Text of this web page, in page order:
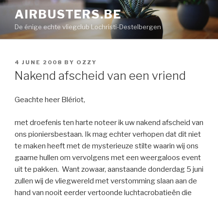
Skip
content
AIRBUSTERS.BE
De énige echte vliegclub Lochristi-Destelbergen
POSTED
ON
4 JUNE 2008 BY OZZY
Nakend afscheid van een vriend
Geachte heer Blériot,
met droefenis ten harte noteer ik uw nakend afscheid van
ons pioniersbestaan. Ik mag echter verhopen dat dit niet
te maken heeft met de mysterieuze stilte waarin wij ons
gaarne hullen om vervolgens met een weergaloos event
uit te pakken. Want zowaar, aanstaande donderdag 5 juni
zullen wij de vliegwereld met verstomming slaan aan de
hand van nooit eerder vertoonde luchtacrobatieën die